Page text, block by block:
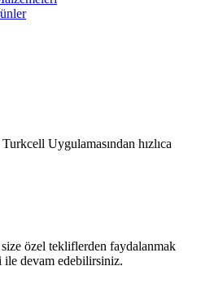
Uygulamasından hızlıca
özel tekliflerden faydalanmak
devam edebilirsiniz.